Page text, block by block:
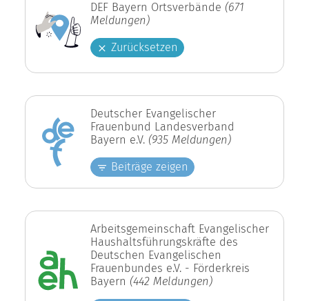
DEF Bayern Ortsverbände (671
Meldungen)
Zurücksetzen
Deutscher Evangelischer
Frauenbund Landesverband
Bayern e.V. (935 Meldungen)
Beiträge zeigen
Arbeitsgemeinschaft Evangelischer
Haushaltsführungskräfte des
Deutschen Evangelischen
Frauenbundes e.V. - Förderkreis
Bayern (442 Meldungen)